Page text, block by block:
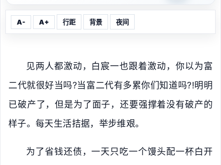
A- A+ 行距 背景 夜间
见两人都激动，白宸一也跟着激动，你以为富
二代就很好当吗?当富二代有多累你们知道吗?!明明
已破产了，但是为了面子，还要强撑着没有破产的
样子。每天生活拮据，举步维艰。
为了省钱还债，一天只吃一个馒头配一杯白开